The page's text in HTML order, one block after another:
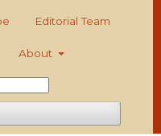
Editorial Team
About